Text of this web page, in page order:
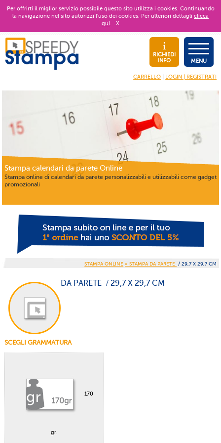
Per offrirti il miglior servizio possibile questo sito utilizza i cookies. Continuando
la navigazione nel sito autorizzi l’uso dei cookies. Per ulteriori dettagli clicca
qui. X
RICHIEDI
INFO
MENU
CARRELLO LOGIN | REGISTRATI
Stampa calendari da parete Online
Stampa online di calendari da parete personalizzabili e utilizzabili come gadget
promozionali
STAMPA ONLINE « STAMPA DA PARETE / 29,7 X 29,7 CM
DA PARETE / 29,7 X 29,7 CM
SCEGLI GRAMMATURA
170
gr.